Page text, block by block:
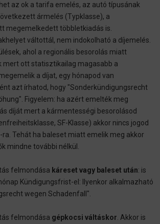
az ok a tarifa emelés, az autó típusának
ármelés (Typklasse), a
megemelkedett többletkiadás is.
váltottál, nem indokolható a díjemelés.
ahol a regionális besorolás miatt
mert ott statisztikailag magasabb a
a díjat, egy hónapod van
azt írhatod, hogy "Sonderkündigungsrecht
Figyelem: ha azért emelték meg
díját mert a kármentességi besorolásod
SF-Klasse) akkor nincs jogod
ra. Tehát ha baleset miatt emelik meg akkor
mindne további nélkül.
felmondása káreset vagy baleset után: is
Kündigungsfrist-el: Ilyenkor alkalmazható
wegen Schadenfall".
felmondása gépkocsi váltáskor . Akkor is